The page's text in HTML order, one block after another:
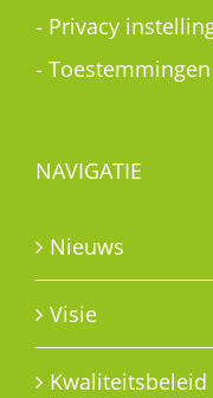
- Privacy
-
NAVIGATIE
Nieuws
Visie
Kwaliteitsbeleid